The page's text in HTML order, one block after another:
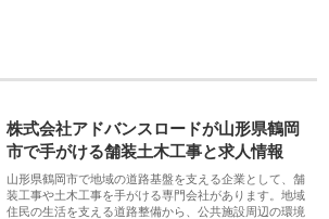
株式会社アドバンスロードが山形県鶴岡
市で手がける舗装土木工事と求人情報
山形県鶴岡市で地域の道路基盤を支える企業として、舗
装工事や土木工事を手がける専門会社があります。地域
住民の生活を支える道路整備から、公共施設周辺の環境